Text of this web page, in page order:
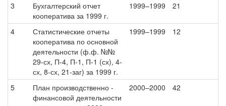
3
Бухгалтерский отчет
кооператива за 1999 г.
1999–1999 21
4
Статистические отчеты
кооператива по основной
деятельности (ф.ф. №№
29-сх, П-4, П-1, П-1 (сх), 4-
сх, 8-сх, 21-заг) за 1999 г.
1999–1999 12
5
План производственно -
финансовой деятельности
2000–2000 42